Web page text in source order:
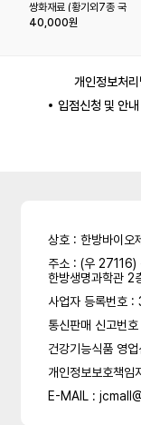
쌍화재료 (황기외7종 국
내산/계피 베트남)
40,000원
개인정보처
입점신청 및 안내
상호 : 한방바이오
주소 : (우 27116)
한방생명과학관 2
사업자 등록번
통신판매 신고번
건강기능식품 영
개인정보보호책임
E-MAIL :